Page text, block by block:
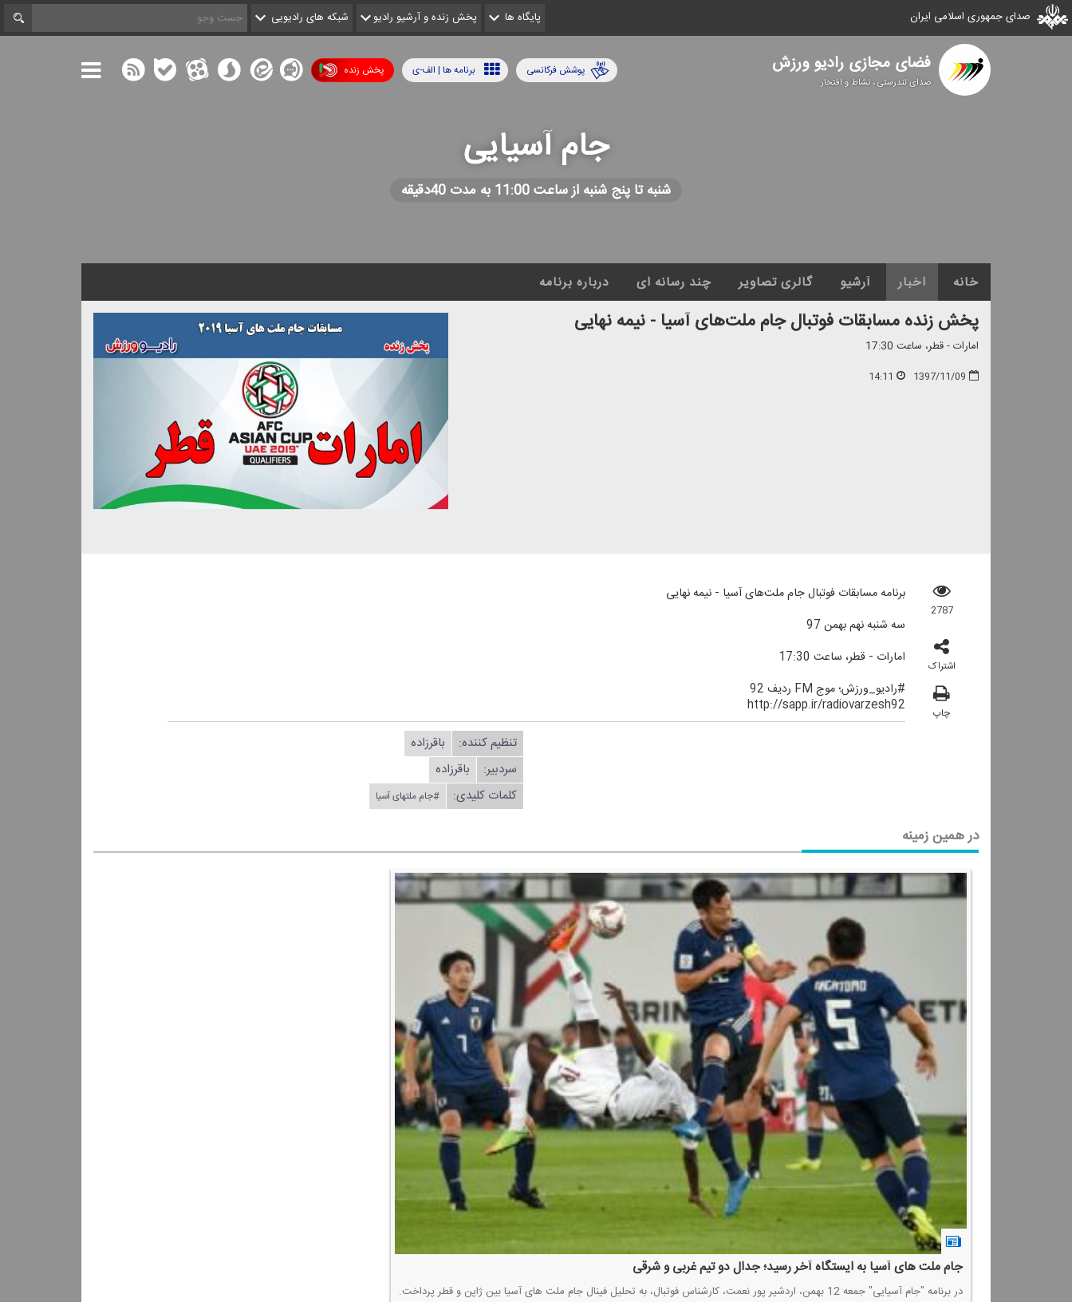
صدای جمهوری اسلامی ایران پایگاه ها پخش زنده و آرشیو رادیو شبکه های رادیویی
فضای مجازی رادیو ورزش
صدای تندرستی ، نشاط و افتخار
پخش زنده برنامه ها | الف-ی پوشش فرکانسی
جام آسیایی
شنبه تا پنج شنبه از ساعت 11:00 به مدت 40دقیقه
خانه اخبار آرشیو گالری تصاویر چند رسانه ای درباره برنامه
پخش زنده مسابقات فوتبال جام ملت‌های آسیا - نیمه نهایی
امارات - قطر، ساعت 17:30
1397/11/09
14:11
2787
اشتراک
چاپ
برنامه مسابقات فوتبال جام ملت‌های آسیا - نیمه نهایی
سه شنبه نهم بهمن 97
امارات - قطر، ساعت 17:30
#رادیو_ورزش؛ موج FM ردیف 92
http://sapp.ir/radiovarzesh92
تنظیم كننده:
باقرزاده
سردبیر:
باقرزاده
کلمات کلیدی:
#جام ملتهای آسیا
در همین زمینه
جام ملت های آسیا به ایستگاه آخر رسید؛ جدال دو تیم غربی و شرقی
در برنامه "جام آسیایی" جمعه 12 بهمن، اردشیر پور نعمت، كارشناس فوتبال، به تحلیل فینال جام ملت های آسیا بین ژاپن و قطر پرداخت.